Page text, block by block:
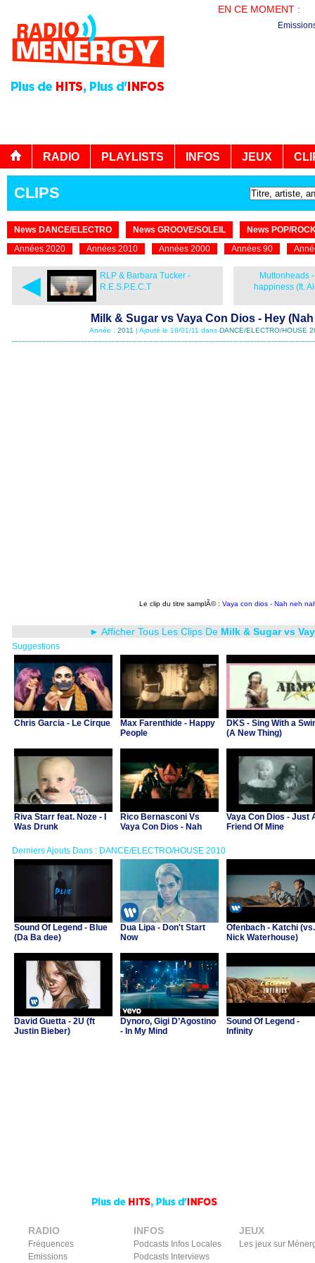
EN CE MOMENT :
RADIO PLAYLISTS INFOS JEUX
CLIPS
News DANCE/ELECTRO News GROOVE/SOLEIL
News POP/
Années 2020
Années 2010 Années 2000 Années 90
◄
RLP & Barbara Tucker -
R.E.S.P.E.C.T
Muttonheads
happiness (ft.
Milk & Sugar vs Vaya Con Dios - Hey
Année : 2011 | Ajouté le 18/01/11 dans DANCE/ELECTRO/HOUSE
Le clip du titre samplÃ© : Vaya con dios - Nah neh
► Afficher Tous Les Clips De Milk & Sugar vs
Suggestions
Chris Garcia - Le Cirque
Max Farenthide - Happy
People
DKS - Sing With a
(A New Thing)
Riva Starr feat. Noze - I
Was Drunk
Rico Bernasconi Vs
Vaya Con Dios - Nah
Vaya Con Dios - Just
Friend Of Mine
Derniers Ajouts Dans : DANCE/ELECTRO/HOUSE 2010
Sound Of Legend - Blue
(Da Ba dee)
Dua Lipa - Don't Start
Now
Ofenbach - Katchi (vs.
Nick Waterhouse)
David Guetta - 2U (ft
Justin Bieber)
Dynoro, Gigi D’Agostino
- In My Mind
Sound Of Legend -
Infinity
RADIO
Fréquences
Emissions
INFOS
Podcasts Infos Locales
Podcasts Interviews
JEUX
Les jeux sur